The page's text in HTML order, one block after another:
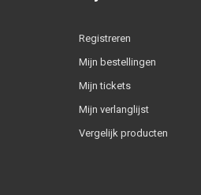
Registreren
Mijn bestellingen
Mijn tickets
Mijn verlanglijst
Vergelijk producten